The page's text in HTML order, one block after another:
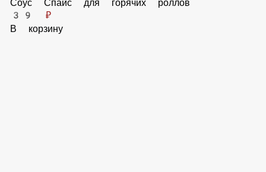
Соус Спайс для горячих роллов
39 ₽
В корзину